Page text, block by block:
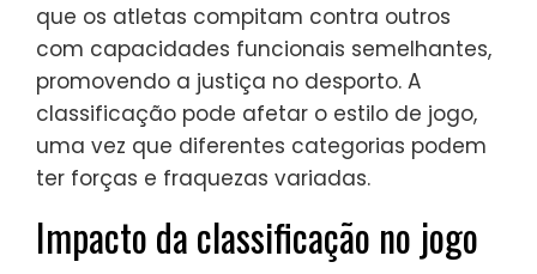
que os atletas compitam contra outros
com capacidades funcionais semelhantes,
promovendo a justiça no desporto. A
classificação pode afetar o estilo de jogo,
uma vez que diferentes categorias podem
ter forças e fraquezas variadas.
Impacto da classificação no jogo